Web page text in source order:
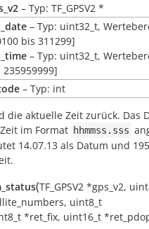
– Typ: TF_GPSV2 *
– Typ: uint32_t,
bis 311299]
– Typ: uint32_t,
235959999]
– Typ: int
die aktuelle Zeit zurück. Das
im Format hhmmss.sss
14.07.13 als Datum und
(TF_GPSV2 *gps_v2,
, uint8_t
*ret_fix, uint16_t *